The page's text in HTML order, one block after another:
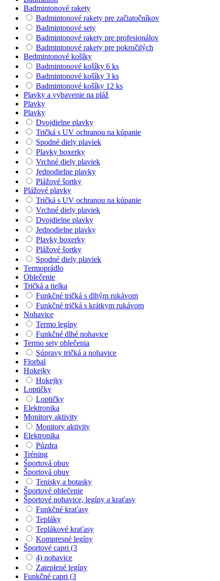
Badmintonové rakety
Badmintonové rakety pre začiatočníkov
Badmintonové sety
Badmintonové rakety pre profesionálov
Badmintonové rakety pre pokročilých
Bedmintonové košíky
Badmintonové košíky 6 ks
Badmintonové košíky 3 ks
Badmintonové košíky 12 ks
Plavky a vybavenie na pláž
Plavky
Plavky
Dvojdielne plavky
Tričká s UV ochranou na kúpanie
Spodné diely plaviek
Plavky boxerky
Vrchné diely plaviek
Jednodielne plavky
Plážové šortky
Plážové plavky
Tričká s UV ochranou na kúpanie
Vrchné diely plaviek
Dvojdielne plavky
Jednodielne plavky
Plavky boxerky
Plážové šortky
Spodné diely plaviek
Termoprádlo
Oblečenie
Tričká a tielka
Funkčné tričká s dlhým rukávom
Funkčné tričká s krátkym rukávom
Nohavice
Termo legíny
Funkčné dlhé nohavice
Termo sety oblečenia
Súpravy tričká a nohavice
Florbal
Hokejky
Hokejky
Loptičky
Loptičky
Elektronika
Monitory aktivity
Monitory aktivity
Elektronika
Púzdra
Tréning
Športová obuv
Športová obuv
Tenisky a botasky
Športové oblečenie
Športové nohavice, legíny a kraťasy
Funkčné kraťasy
Tepláky
Teplákové kraťasy
Kompresné legíny
Športové capri (3
4) nohavice
Zateplené legíny
Funkčné capri (3